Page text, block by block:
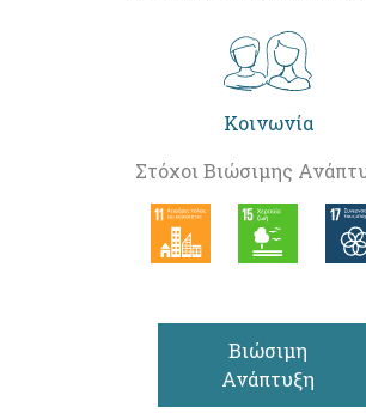
Κοινωνία
Στόχοι Βιώσιμης
Βιώσιμη
Ανάπτυξη